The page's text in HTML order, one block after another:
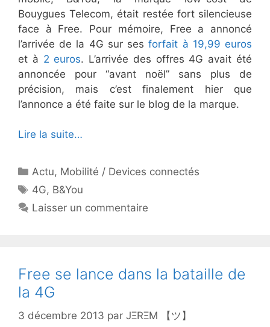
Bouygues Telecom, était restée fort silencieuse
face à Free. Pour mémoire, Free a annoncé
l’arrivée de la 4G sur sesforfait à 19,99 euros
et à 2 euros. L’arrivée des offres 4G avait été
annoncée pour “avant noël” sans plus de
précision, mais c’est finalement hier que
l’annonce a été faite sur le blog de la marque.
Lire la suite…
Catégories
Actu, Mobilité / Devices connectés
Étiquettes
4G, B&You
Laisser un commentaire
Free se lance dans la bataille de
la 4G
3 décembre 2013 par JΞRΞM 【ツ】